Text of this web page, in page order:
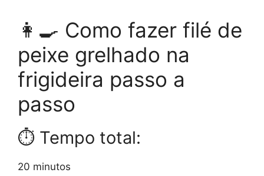
👩‍🍳 Como fazer filé de
peixe grelhado na
frigideira passo a
passo
⏱ Tempo total:
20 minutos